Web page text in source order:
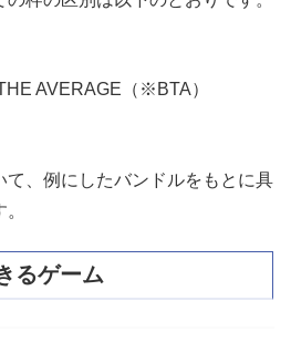
AVERAGE（※BTA）
て、例にしたバンドルをもとに具
るゲーム